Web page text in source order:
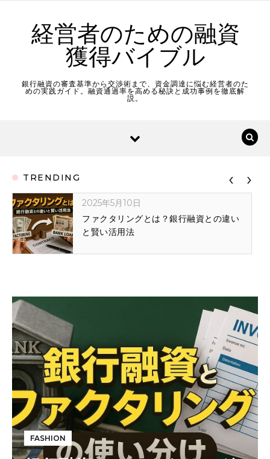
経営者のための融資
獲得バイブル
銀行融資の審査基準から交渉術まで、資金調達に悩む経営者のた
めの実践ガイド。融資通過率を高める秘訣と成功事例を徹底解
説。
TRENDING
2025年5月19日
日本政策金融公庫の融資制度完全ガイ
ド：創業融資から設備資金まで
‹ ›
FASHION